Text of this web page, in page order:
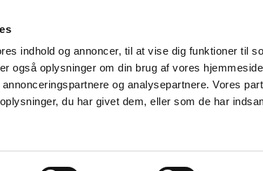
indhold og annoncer, til at vise dig funktioner til
også oplysninger om din brug af vores
og analysepartnere. Vores
du har givet dem, eller som de har
Nyheder Om os Kontakt
Tilskud og
Apoteker og salg af